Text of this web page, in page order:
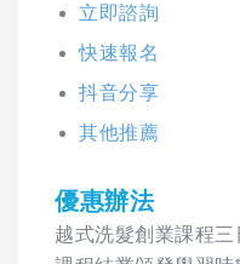
立即諮詢
快速報名
抖音分享
其他推薦
優惠辦法
越式洗髮創業課程